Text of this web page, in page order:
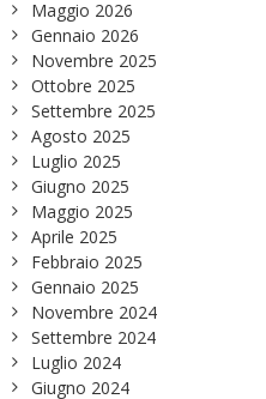
Maggio 2026
Gennaio 2026
Novembre 2025
Ottobre 2025
Settembre 2025
Agosto 2025
Luglio 2025
Giugno 2025
Maggio 2025
Aprile 2025
Febbraio 2025
Gennaio 2025
Novembre 2024
Settembre 2024
Luglio 2024
Giugno 2024